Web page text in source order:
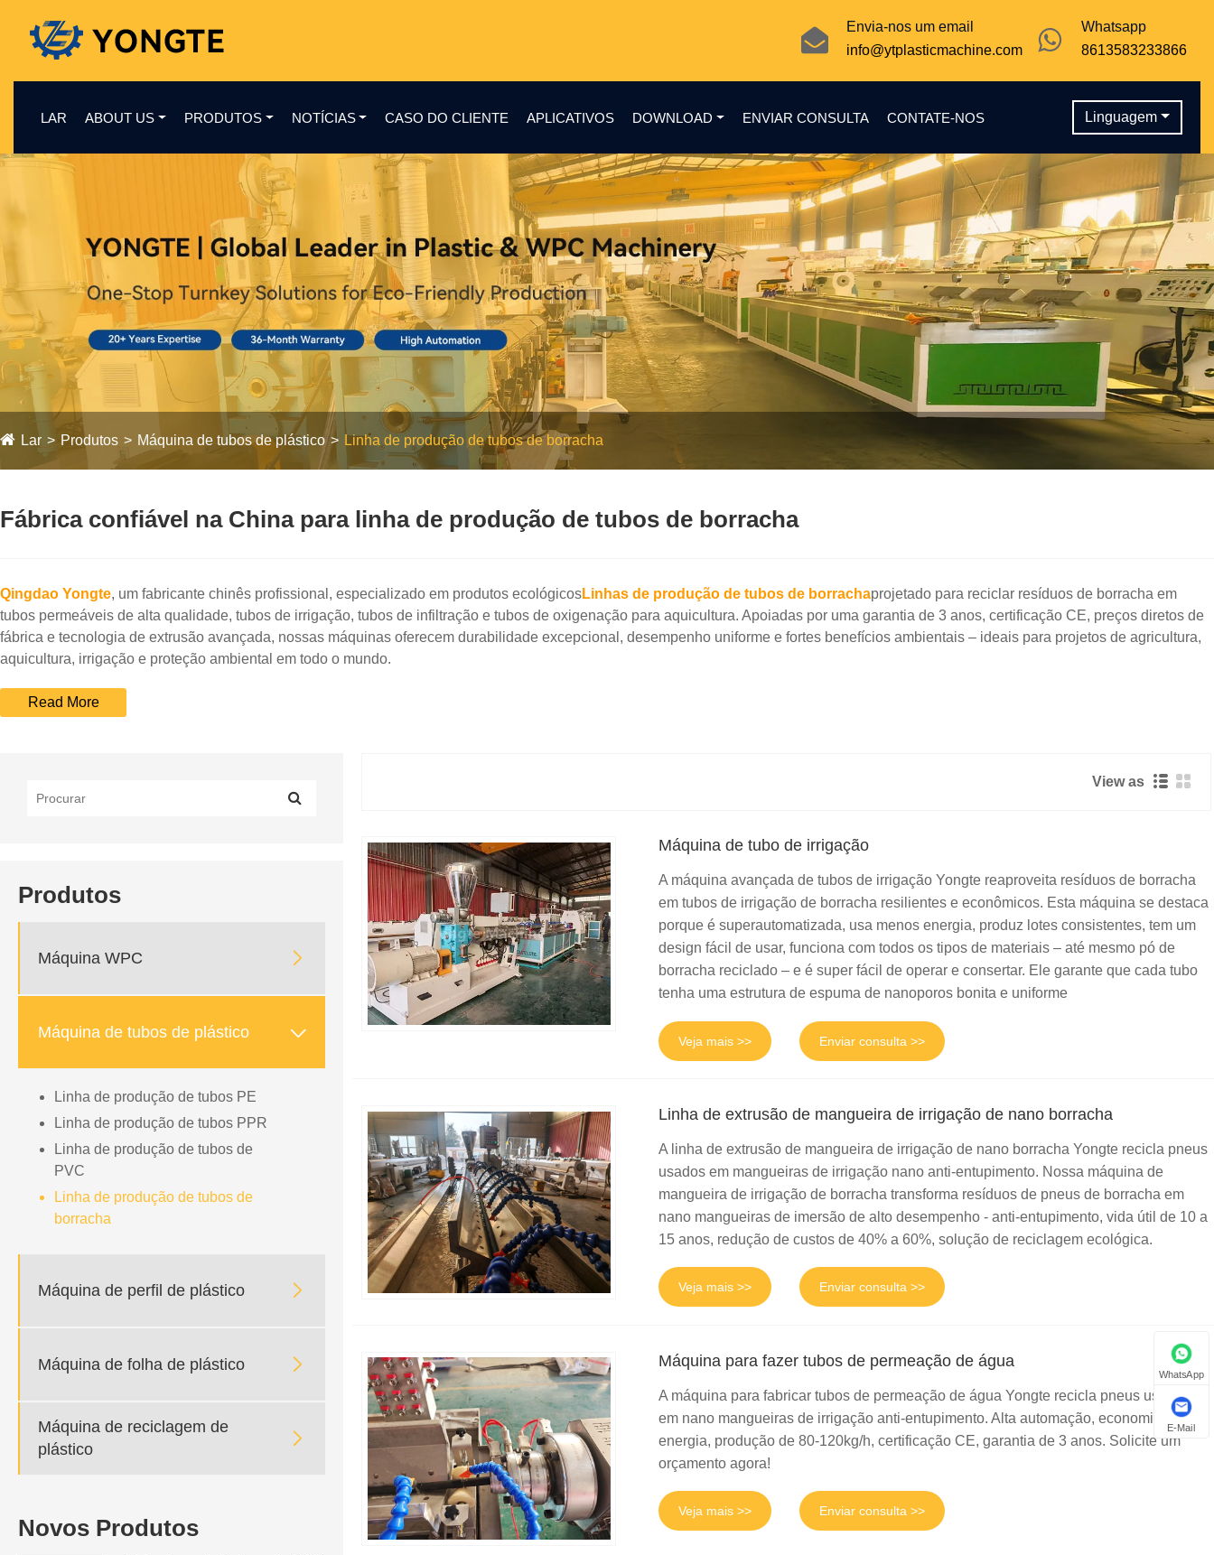
Whatsapp
8613583233866
Envia-nos um email
info@ytplasticmachine.com
LAR ABOUT US PRODUTOS NOTÍCIAS CASO DO CLIENTE APLICATIVOS DOWNLOAD ENVIAR CONSULTA CONTATE-NOS Linguagem
Lar Produtos Máquina de tubos de plástico Linha de produção de tubos de borracha
Fábrica confiável na China para linha de produção de tubos de borracha
Qingdao Yongte, um fabricante chinês profissional, especializado em produtos ecológicosLinhas de produção de tubos de borrachaprojetado para reciclar resíduos de borracha em
tubos permeáveis ​​de alta qualidade, tubos de irrigação, tubos de infiltração e tubos de oxigenação para aquicultura. Apoiadas por uma garantia de 3 anos, certificação CE, preços diretos de
fábrica e tecnologia de extrusão avançada, nossas máquinas oferecem durabilidade excepcional, desempenho uniforme e fortes benefícios ambientais – ideais para projetos de agricultura,
aquicultura, irrigação e proteção ambiental em todo o mundo.
Produtos
Máquina WPC 
Máquina de tubos de plástico 
Linha de produção de tubos PE
Linha de produção de tubos PPR
Linha de produção de tubos de
PVC
Linha de produção de tubos de
borracha
Máquina de perfil de plástico 
Máquina de folha de plástico 
Máquina de reciclagem de
plástico

Novos Produtos
View as
Máquina de tubo de irrigação
A máquina avançada de tubos de irrigação Yongte reaproveita resíduos de borracha
em tubos de irrigação de borracha resilientes e econômicos. Esta máquina se destaca
porque é superautomatizada, usa menos energia, produz lotes consistentes, tem um
design fácil de usar, funciona com todos os tipos de materiais – até mesmo pó de
borracha reciclado – e é super fácil de operar e consertar. Ele garante que cada tubo
tenha uma estrutura de espuma de nanoporos bonita e uniforme
Veja mais >> Enviar consulta >>
Linha de extrusão de mangueira de irrigação de nano borracha
A linha de extrusão de mangueira de irrigação de nano borracha Yongte recicla pneus
usados ​​​​em mangueiras de irrigação nano anti-entupimento. Nossa máquina de
mangueira de irrigação de borracha transforma resíduos de pneus de borracha em
nano mangueiras de imersão de alto desempenho - anti-entupimento, vida útil de 10 a
15 anos, redução de custos de 40% a 60%, solução de reciclagem ecológica.
Veja mais >> Enviar consulta >>
Máquina para fazer tubos de permeação de água
A máquina para fabricar tubos de permeação de água Yongte recicla pneus usados ​​​​
em nano mangueiras de irrigação anti-entupimento. Alta automação, economia de
energia, produção de 80-120kg/h, certificação CE, garantia de 3 anos. Solicite um
orçamento agora!
Veja mais >> Enviar consulta >>
WhatsApp
E-Mail